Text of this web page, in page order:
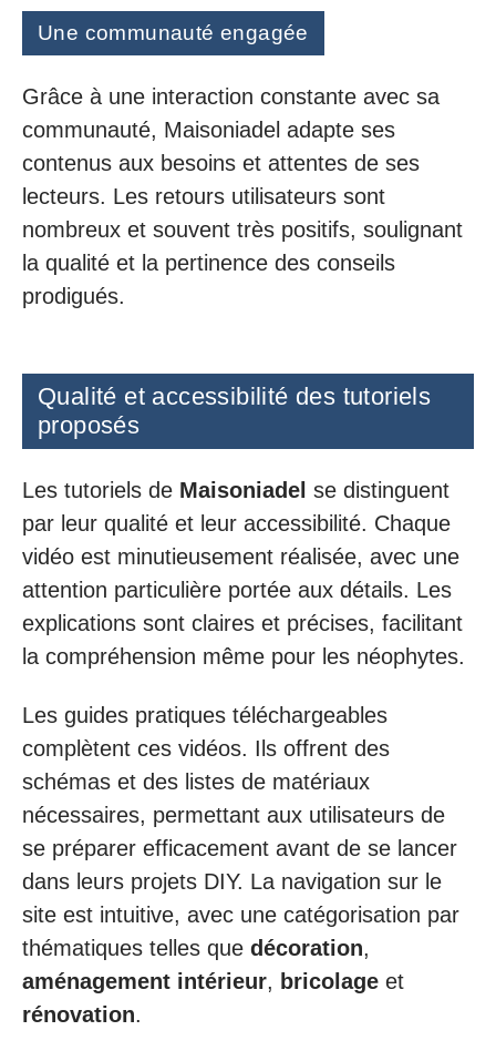
Une communauté engagée
Grâce à une interaction constante avec sa
communauté, Maisoniadel adapte ses
contenus aux besoins et attentes de ses
lecteurs. Les retours utilisateurs sont
nombreux et souvent très positifs, soulignant
la qualité et la pertinence des conseils
prodigués.
Qualité et accessibilité des tutoriels
proposés
Les tutoriels de Maisoniadel se distinguent
par leur qualité et leur accessibilité. Chaque
vidéo est minutieusement réalisée, avec une
attention particulière portée aux détails. Les
explications sont claires et précises, facilitant
la compréhension même pour les néophytes.
Les guides pratiques téléchargeables
complètent ces vidéos. Ils offrent des
schémas et des listes de matériaux
nécessaires, permettant aux utilisateurs de
se préparer efficacement avant de se lancer
dans leurs projets DIY. La navigation sur le
site est intuitive, avec une catégorisation par
thématiques telles que décoration,
aménagement intérieur, bricolage et
rénovation.